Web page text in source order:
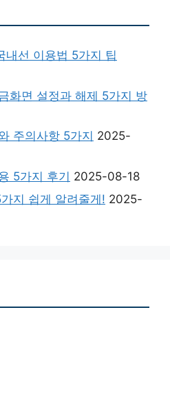
내선 이용법 5가지 팁
화면 설정과 해제 5가지 방
주의사항 5가지 2025-
5가지 후기 2025-08-18
지 쉽게 알려줄게! 2025-